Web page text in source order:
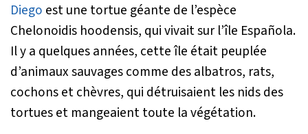
Diego est une tortue géante de l’espèce
Chelonoidis hoodensis, qui vivait sur l’île Española.
Il y a quelques années, cette île était peuplée
d’animaux sauvages comme des albatros, rats,
cochons et chèvres, qui détruisaient les nids des
tortues et mangeaient toute la végétation.